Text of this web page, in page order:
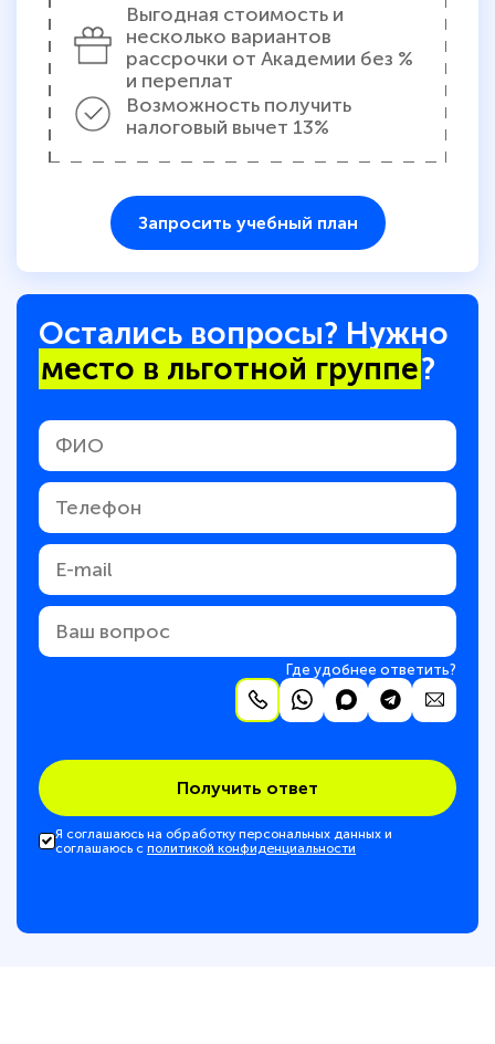
Выгодная стоимость и
несколько вариантов
рассрочки от Академии без %
и переплат
Возможность получить
налоговый вычет 13%
Запросить учебный план
Остались вопросы? Нужно
место в льготной группе?
Где удобнее ответить?
Получить ответ
Я соглашаюсь на обработку персональных данных и
соглашаюсь с политикой конфиденциальности